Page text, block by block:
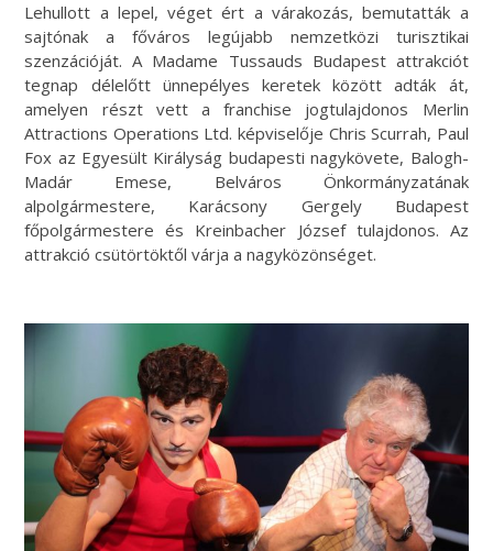
Lehullott a lepel, véget ért a várakozás, bemutatták a
sajtónak a főváros legújabb nemzetközi turisztikai
szenzációját. A Madame Tussauds Budapest attrakciót
tegnap délelőtt ünnepélyes keretek között adták át,
amelyen részt vett a franchise jogtulajdonos Merlin
Attractions Operations Ltd. képviselője Chris Scurrah, Paul
Fox az Egyesült Királyság budapesti nagykövete, Balogh-
Madár Emese, Belváros Önkormányzatának
alpolgármestere, Karácsony Gergely Budapest
főpolgármestere és Kreinbacher József tulajdonos. Az
attrakció csütörtöktől várja a nagyközönséget.